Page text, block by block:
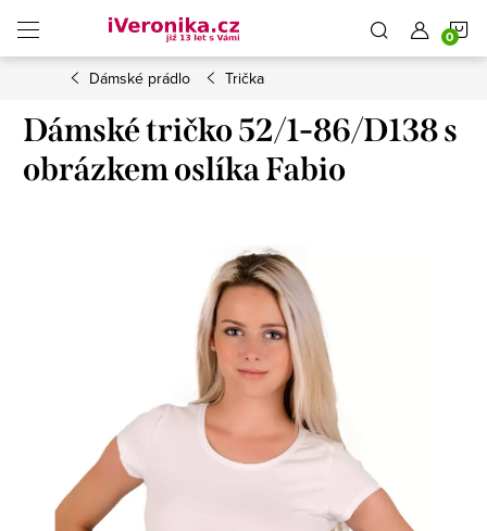
obsah
Dámské prádlo Trička
Dámské tričko 52/1-86/D138 s
obrázkem oslíka Fabio